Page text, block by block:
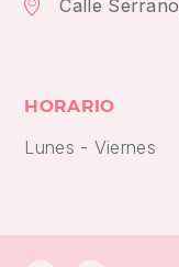
Calle
HORARIO
Lunes - Viernes